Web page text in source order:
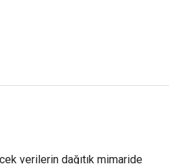
verilerin dağıtık mimaride